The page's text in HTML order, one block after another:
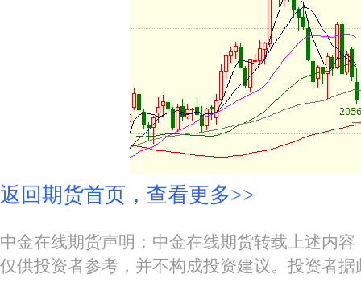
返回期货首页，查看更多>>
中金在线期货声明：中金在线期货转载上述内
仅供投资者参考，并不构成投资建议。投资者